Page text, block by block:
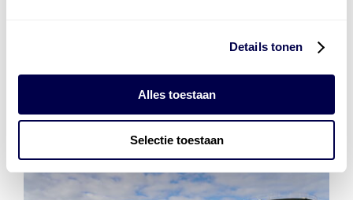
Details tonen
Alles toestaan
Selectie toestaan